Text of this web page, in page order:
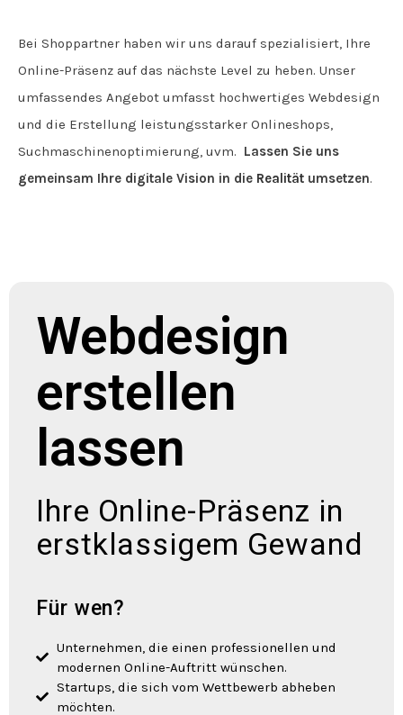
Bei Shoppartner haben wir uns darauf spezialisiert, Ihre
Online-Präsenz auf das nächste Level zu heben. Unser
umfassendes Angebot umfasst hochwertiges Webdesign
und die Erstellung leistungsstarker Onlineshops,
Suchmaschinenoptimierung, uvm. Lassen Sie uns
gemeinsam Ihre digitale Vision in die Realität umsetzen.
Webdesign
erstellen
lassen
Ihre Online-Präsenz in
erstklassigem Gewand
Für wen?
Unternehmen, die einen professionellen und
modernen Online-Auftritt wünschen.
Startups, die sich vom Wettbewerb abheben
möchten.